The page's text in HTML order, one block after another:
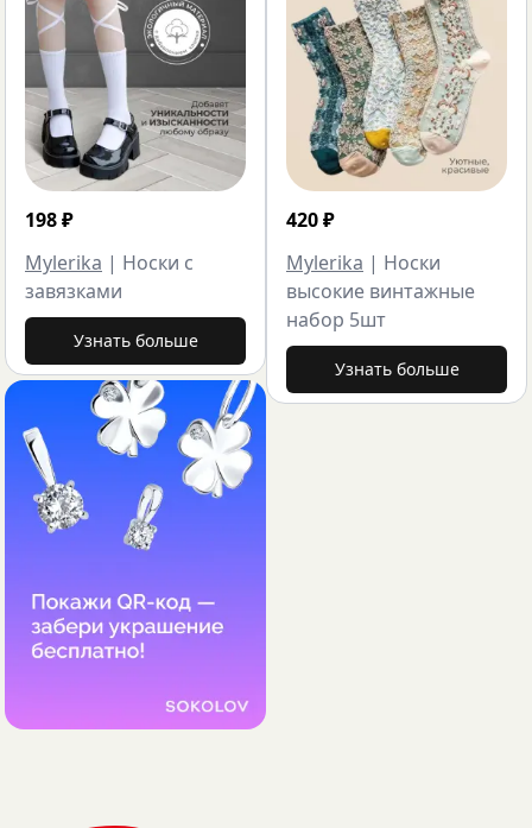
198₽
Mylerika | Носки с
завязками
Узнать больше
420₽
Mylerika | Носки
высокие винтажные
набор 5шт
Узнать больше